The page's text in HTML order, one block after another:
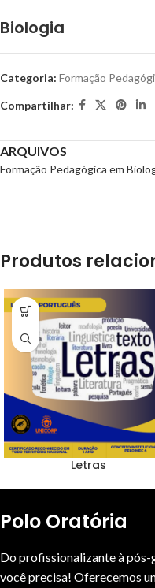
Biologia
Categoria: Formação
Compartilhar:
ARQUIVOS
Formação Pedagógica em
Produtos
Letras
Polo Oratória
Do profissionalizante à
você precisa! Oferecemos